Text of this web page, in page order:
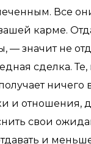
Все
карме.
— значит не
сделка. Те,
ничего
и отношения,
свои
и